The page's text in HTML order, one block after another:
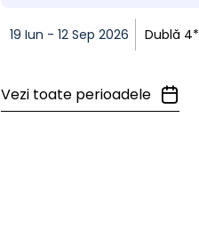
19 Iun - 12 Sep 2026 Dublă 4*
Vezi toate perioadele